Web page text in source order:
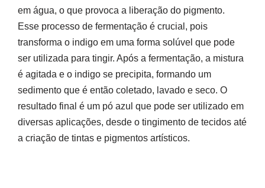
em água, o que provoca a liberação do pigmento.
Esse processo de fermentação é crucial, pois
transforma o indigo em uma forma solúvel que pode
ser utilizada para tingir. Após a fermentação, a mistura
é agitada e o indigo se precipita, formando um
sedimento que é então coletado, lavado e seco. O
resultado final é um pó azul que pode ser utilizado em
diversas aplicações, desde o tingimento de tecidos até
a criação de tintas e pigmentos artísticos.